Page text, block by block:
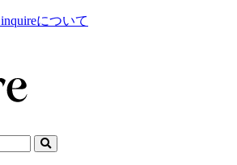
inquireについて